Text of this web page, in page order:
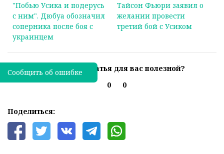
"Побью Усика и подерусь
с ним". Дюбуа обозначил
соперника после боя с
украинцем
Тайсон Фьюри заявил о
желании провести
третий бой с Усиком
Была ли эта статья для вас полезной?
0
0
Поделиться:
Сообщить об ошибке